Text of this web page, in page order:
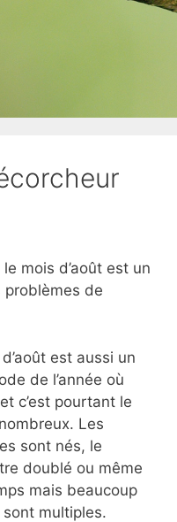
mois d’août est un
problèmes de
est aussi un
de l’année où
c’est pourtant le
Les
sont nés, le
doublé ou même
mais beaucoup
multiples.